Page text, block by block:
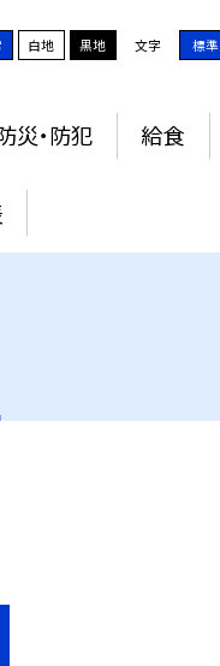
白地 黒地 文字 標準
災・防犯 給食